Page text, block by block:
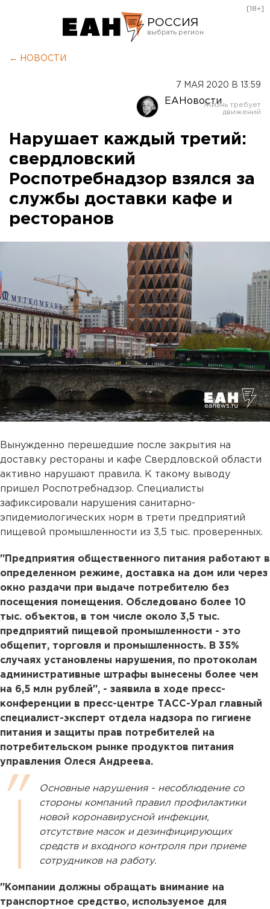
РОССИЯ
Оренбург
[18+]
← НОВОСТИ
7 МАЯ 2020 В 13:59
ЕАНовости
Нарушает каждый третий:
свердловский
Роспотребнадзор взялся за
службы доставки кафе и
ресторанов
Вынужденно перешедшие после закрытия на
доставку рестораны и кафе Свердловской области
активно нарушают правила. К такому выводу
пришел Роспотребнадзор. Специалисты
зафиксировали нарушения санитарно-
эпидемиологических норм в трети предприятий
пищевой промышленности из 3,5 тыс. проверенных.
"Предприятия общественного питания работают в
определенном режиме, доставка на дом или через
окно раздачи при выдаче потребителю без
посещения помещения. Обследовано более 10
тыс. объектов, в том числе около 3,5 тыс.
предприятий пищевой промышленности - это
общепит, торговля и промышленность. В 35%
случаях установлены нарушения, по протоколам
административные штрафы вынесены более чем
на 6,5 млн рублей", - заявила в ходе пресс-
конференции в пресс-центре ТАСС-Урал главный
специалист-эксперт отдела надзора по гигиене
питания и защиты прав потребителей на
потребительском рынке продуктов питания
управления Олеся Андреева.
Основные нарушения - несоблюдение со
стороны компаний правил профилактики
новой коронавирусной инфекции,
отсутствие масок и дезинфицирующих
средств и входного контроля при приеме
сотрудников на работу.
"Компании должны обращать внимание на
транспортное средство, используемое для